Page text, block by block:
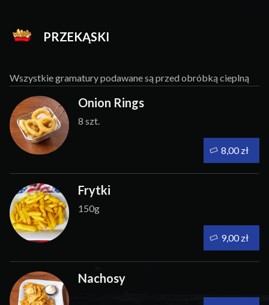
PRZEKĄSKI
Wszystkie gramatury podawane są przed obróbką cieplną
Onion Rings
8 szt.
Frytki
150g
Nachosy